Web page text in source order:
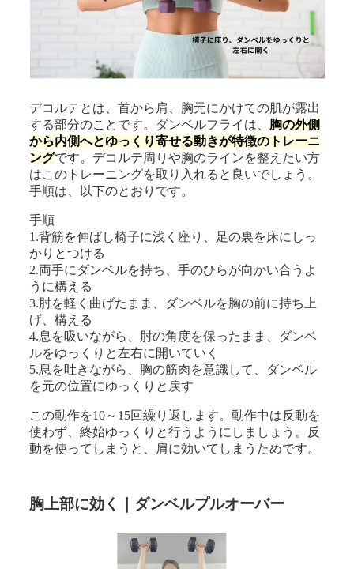
デコルテとは、首から肩、胸元にかけての肌が露出
する部分のことです。ダンベルフライは、 胸の外側
から内側へとゆっくり寄せる動きが特徴のトレーニ
ングです。デコルテ周りや胸のラインを整えたい方
はこのトレーニングを取り入れると良いでしょう。
手順は、以下のとおりです。
手順
1.背筋を伸ばし椅子に浅く座り、足の裏を床にしっ
かりとつける
2.両手にダンベルを持ち、手のひらが向かい合うよ
うに構える
3.肘を軽く曲げたまま、ダンベルを胸の前に持ち上
げ、構える
4.息を吸いながら、肘の角度を保ったまま、ダンベ
ルをゆっくりと左右に開いていく
5.息を吐きながら、胸の筋肉を意識して、ダンベル
を元の位置にゆっくりと戻す
この動作を10～15回繰り返します。動作中は反動を
使わず、終始ゆっくりと行うようにしましょう。反
動を使ってしまうと、肩に効いてしまうためです。
胸上部に効く｜ダンベルプルオーバー